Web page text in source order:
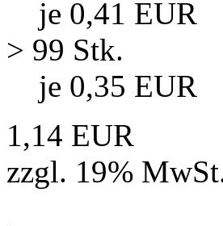
je 0,41 EUR
> 99 Stk.
je 0,35 EUR
1,14 EUR
zzgl. 19%